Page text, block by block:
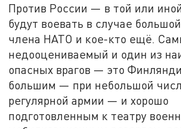
Против России — в той или
будут воевать в случае
члена НАТО и кое-кто ещё.
недооцениваемый и один из
опасных врагов — это
большим — при небольшой
регулярной армии — и хорошо
подготовленным к театру